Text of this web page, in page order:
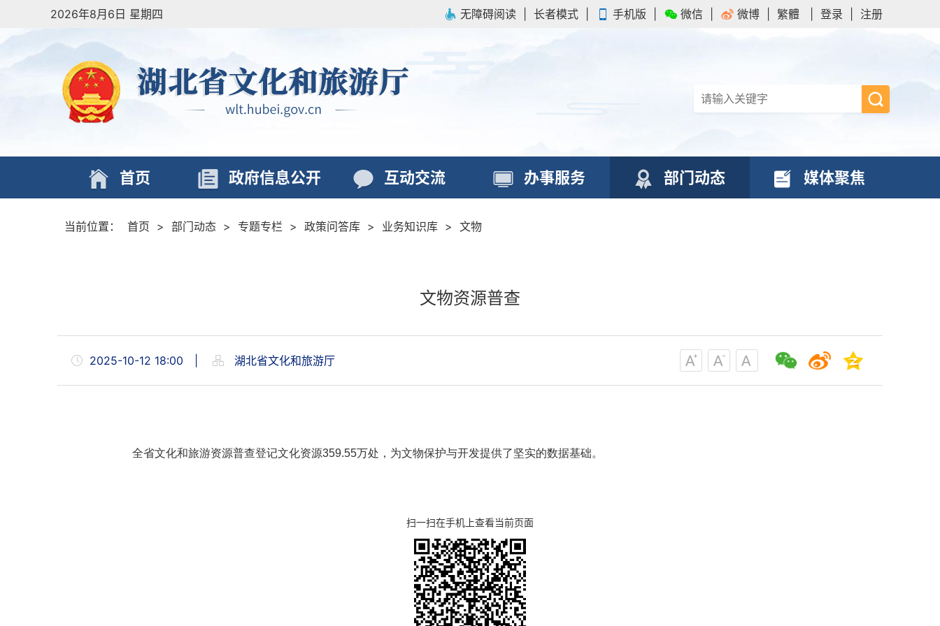
2026年8月6日 星期四 无障碍阅读 长者模式 手机版 微信 微博 繁體 登录 注册
首页 政府信息公开 互动交流 办事服务 部门动态 媒体聚焦
当前位置： 首页 > 部门动态 > 专题专栏 > 政策问答库 > 业务知识库 > 文物
文物资源普查
2025-10-12 18:00 湖北省文化和旅游厅
全省文化和旅游资源普查登记文化资源359.55万处，为文物保护与开发提供了坚实的数据基础。
扫一扫在手机上查看当前页面